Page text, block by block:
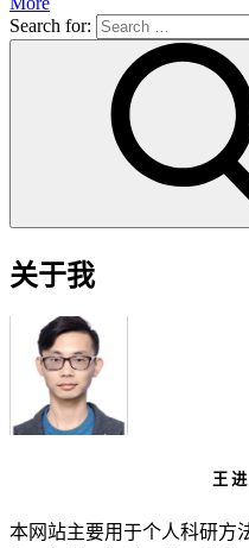
Search for:
关于我
王 进
本网站主要用于个人科研方